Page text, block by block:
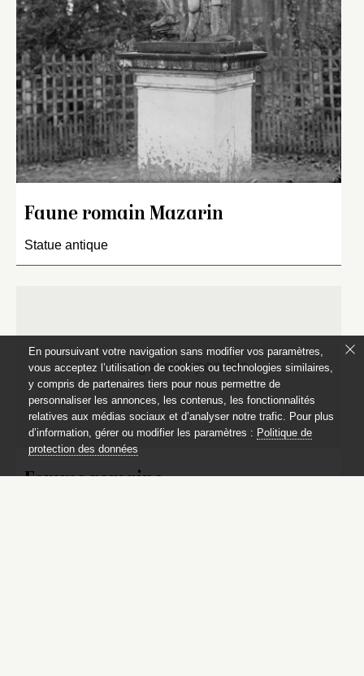
Faune romain Mazarin
Statue antique
Femme romaine
En poursuivant votre navigation sans modifier vos paramètres,
vous acceptez l’utilisation de cookies ou technologies similaires,
y compris de partenaires tiers pour nous permettre de
personnaliser les annonces, les contenus, les fonctionnalités
relatives aux médias sociaux et d’analyser notre trafic. Pour plus
d’information, gérer ou modifier les paramètres : Politique de
protection des données